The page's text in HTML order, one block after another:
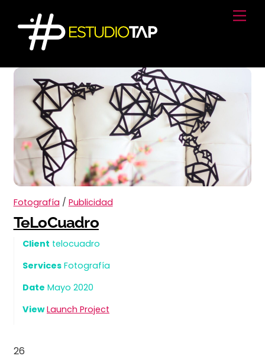
content
Fotografía / Publicidad
TeLoCuadro
Client telocuadro
ServicesFotografía
Date Mayo 2020
View Launch Project
26